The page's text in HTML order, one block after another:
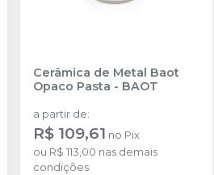
Cerâmica de Metal Baot
Opaco Pasta - BAOT
a partir de:
R$ 109,61 no Pix
ou R$ 113,00 nas demais
condições